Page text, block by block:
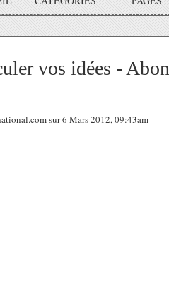
vos idées -
sur 6 Mars 2012, 09:43am